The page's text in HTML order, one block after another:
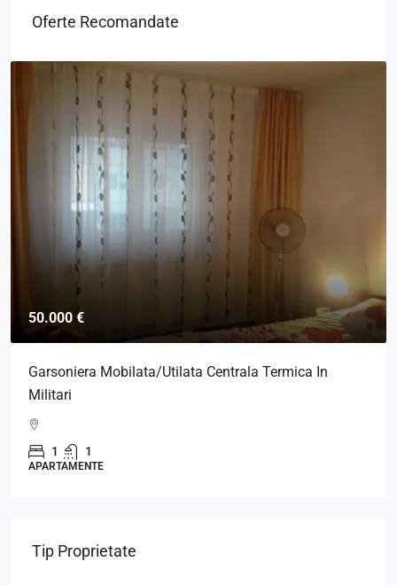
Oferte Recomandate
50.000 €
Garsoniera Mobilata/Utilata Centrala Termica In
Militari
1 1
APARTAMENTE
Tip Proprietate